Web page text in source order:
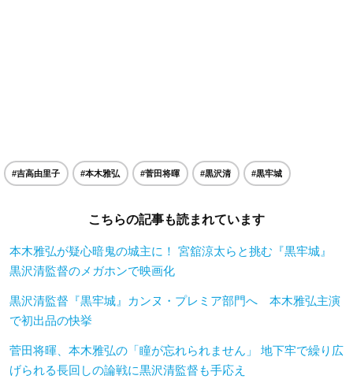
#吉高由里子 #本木雅弘 #菅田将暉 #黒沢清 #黒牢城
こちらの記事も読まれています
本木雅弘が疑心暗鬼の城主に！ 宮舘涼太らと挑む『黒牢城』
黒沢清監督のメガホンで映画化
黒沢清監督『黒牢城』カンヌ・プレミア部門へ 本木雅弘主演
で初出品の快挙
菅田将暉、本木雅弘の「瞳が忘れられません」 地下牢で繰り広
げられる長回しの論戦に黒沢清監督も手応え